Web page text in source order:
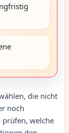
die nicht
noch
welche